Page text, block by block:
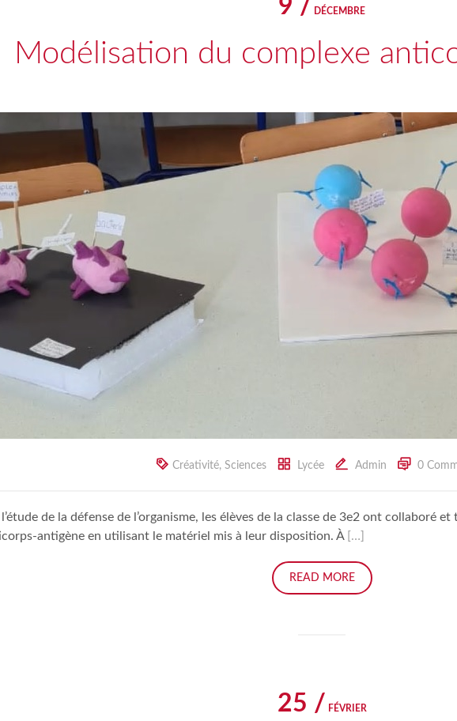
9 / DÉCEMBRE
Modélisation du complexe
Créativité, Sciences Lycée Admin 0
de la défense de l’organisme, les élèves de la classe de 3e2 ont collaboré
antigène en utilisant le matériel mis à leur disposition. À […]
READ MORE
25 / FÉVRIER